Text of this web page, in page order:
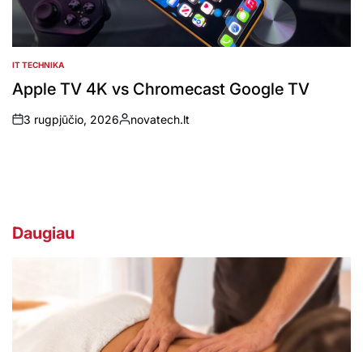
POSTED
IN
IT TECHNIKA
Apple TV 4K vs Chromecast Google TV
on
3 rugpjūčio, 2026
Posted
novatech.lt
Daugiau